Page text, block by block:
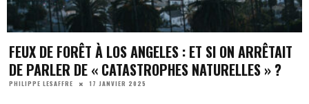
FEUX DE FORÊT À LOS ANGELES : ET SI ON ARRÊTAIT
DE PARLER DE « CATASTROPHES NATURELLES » ?
PHILIPPE LESAFFRE 17 JANVIER 2025